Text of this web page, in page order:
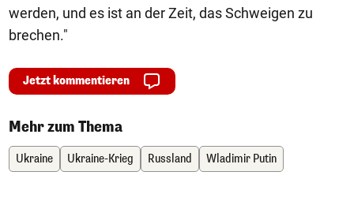
werden, und es ist an der Zeit, das Schweigen zu
brechen."
Jetzt kommentieren
Mehr zum Thema
Ukraine Ukraine-Krieg Russland Wladimir Putin